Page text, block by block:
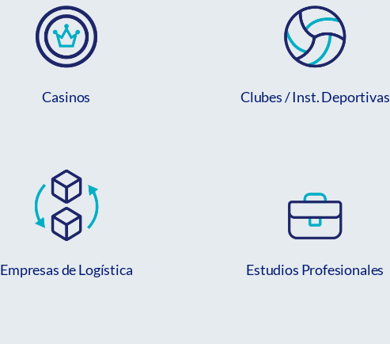
Casinos Clubes / Inst. Deportivas
Empresas de Logística Estudios Profesionales